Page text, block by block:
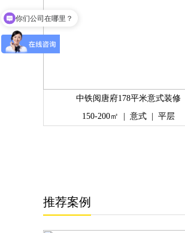
中铁阅唐府178平米意式装修
150-200㎡
意式| 平层
推荐案例
介绍一下你们的服务流程